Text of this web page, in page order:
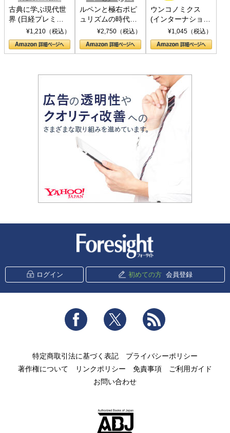
古典に学ぶ現代世
界 (日経プレミア
シリーズ)¥1,210（税込）
ルペンと極右ポピ
ュリズムの時代：
〈ヤヌス〉の二つ
の顔
¥2,750（税込）
ウンコノミクス
(インターナショナ
ル新書)¥1,045（税込）
ログイン 初めての方 会員登録
Facebook Twitter
特定商取引法に基づく表記
プライバシーポリシー
著作権について
リンクポリシー 免責事項
ご利用ガイド
お問い合わせ